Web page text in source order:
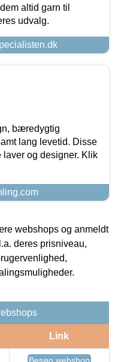
altid garn til
udvalg.
bæredygtig
lang levetid. Disse
og designer. Klik
webshops og anmeldt
deres prisniveau,
Link